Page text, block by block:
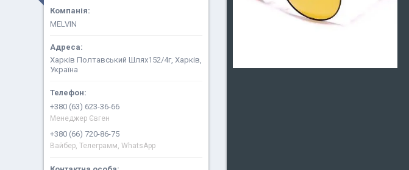
MELVIN
Харків Полтавський Шлях152/4г, Харків,
Україна
+380 (63) 623-36-66
Менеджер Євген
+380 (66) 720-86-75
Вайбер, Телеграмм, WhatsApp